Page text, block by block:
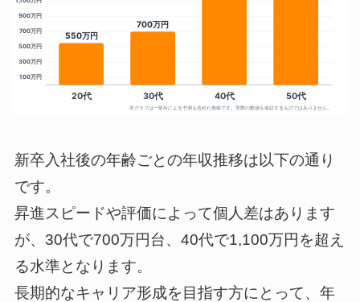
新卒入社後の年齢ごとの年収推移は以下の通り
です。
昇進スピードや評価によって個人差はあります
が、30代で700万円台、40代で1,100万円を超え
る水準となります。
長期的なキャリア形成を目指す方にとって、年